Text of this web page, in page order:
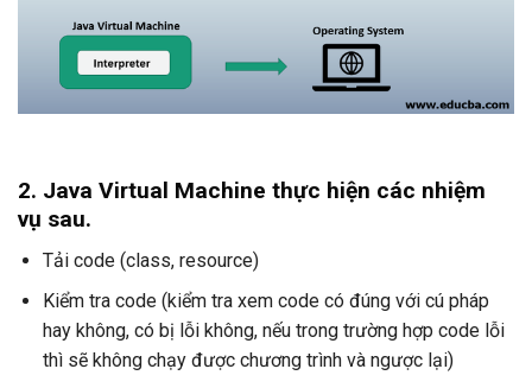
2. Java Virtual Machine thực hiện các nhiệm
vụ sau.
Tải code (class, resource)
Kiểm tra code (kiểm tra xem code có đúng với cú pháp
hay không, có bị lỗi không, nếu trong trường hợp code lỗi
thì sẽ không chạy được chương trình và ngược lại)